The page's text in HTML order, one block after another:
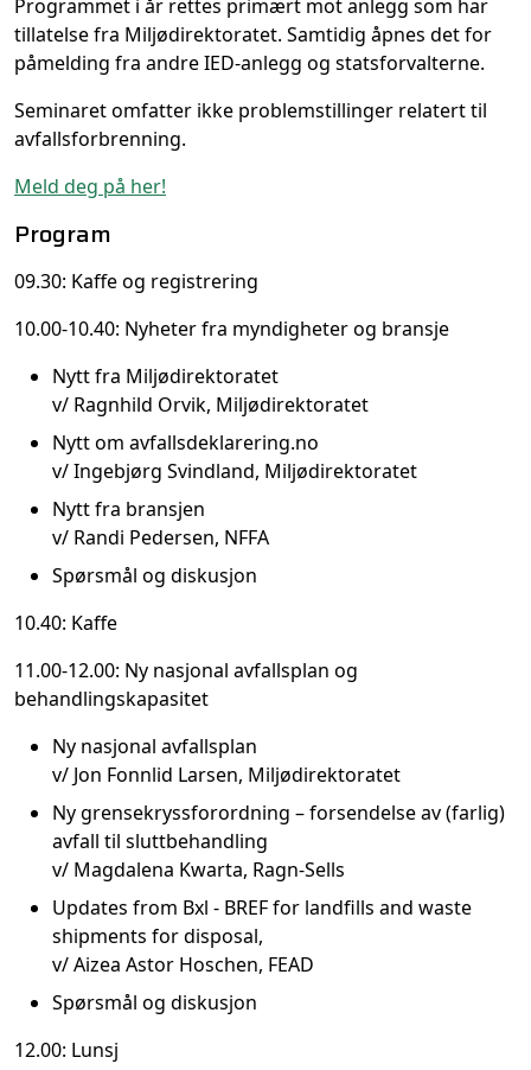
Programmet i år rettes primært mot anlegg som har
tillatelse fra Miljødirektoratet. Samtidig åpnes det for
påmelding fra andre IED-anlegg og statsforvalterne.
Seminaret omfatter ikke problemstillinger relatert til
avfallsforbrenning.
Meld deg på her!
Program
09.30: Kaffe og registrering
10.00-10.40: Nyheter fra myndigheter og bransje
Nytt fra Miljødirektoratet
v/ Ragnhild Orvik, Miljødirektoratet
Nytt om avfallsdeklarering.no
v/ Ingebjørg Svindland, Miljødirektoratet
Nytt fra bransjen
v/ Randi Pedersen, NFFA
Spørsmål og diskusjon
10.40: Kaffe
11.00-12.00: Ny nasjonal avfallsplan og
behandlingskapasitet
Ny nasjonal avfallsplan
v/ Jon Fonnlid Larsen, Miljødirektoratet
Ny grensekryssforordning – forsendelse av (farlig)
avfall til sluttbehandling
v/ Magdalena Kwarta, Ragn-Sells
Updates from Bxl - BREF for landfills and waste
shipments for disposal,
v/ Aizea Astor Hoschen, FEAD
Spørsmål og diskusjon
12.00: Lunsj